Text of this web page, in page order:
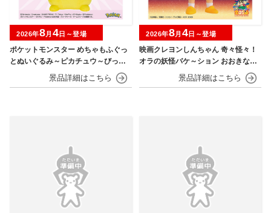
ポケットモンスター めちゃもふぐっ
とぬいぐるみ～ピカチュウ～びっく
2026年8月 4日～登場
映画クレヨンしんちゃん 奇々怪々！
オラの妖怪バケ～ション おおきなSO
FVIMATES～野原しんのすけ～
2026年8月 4日～登場